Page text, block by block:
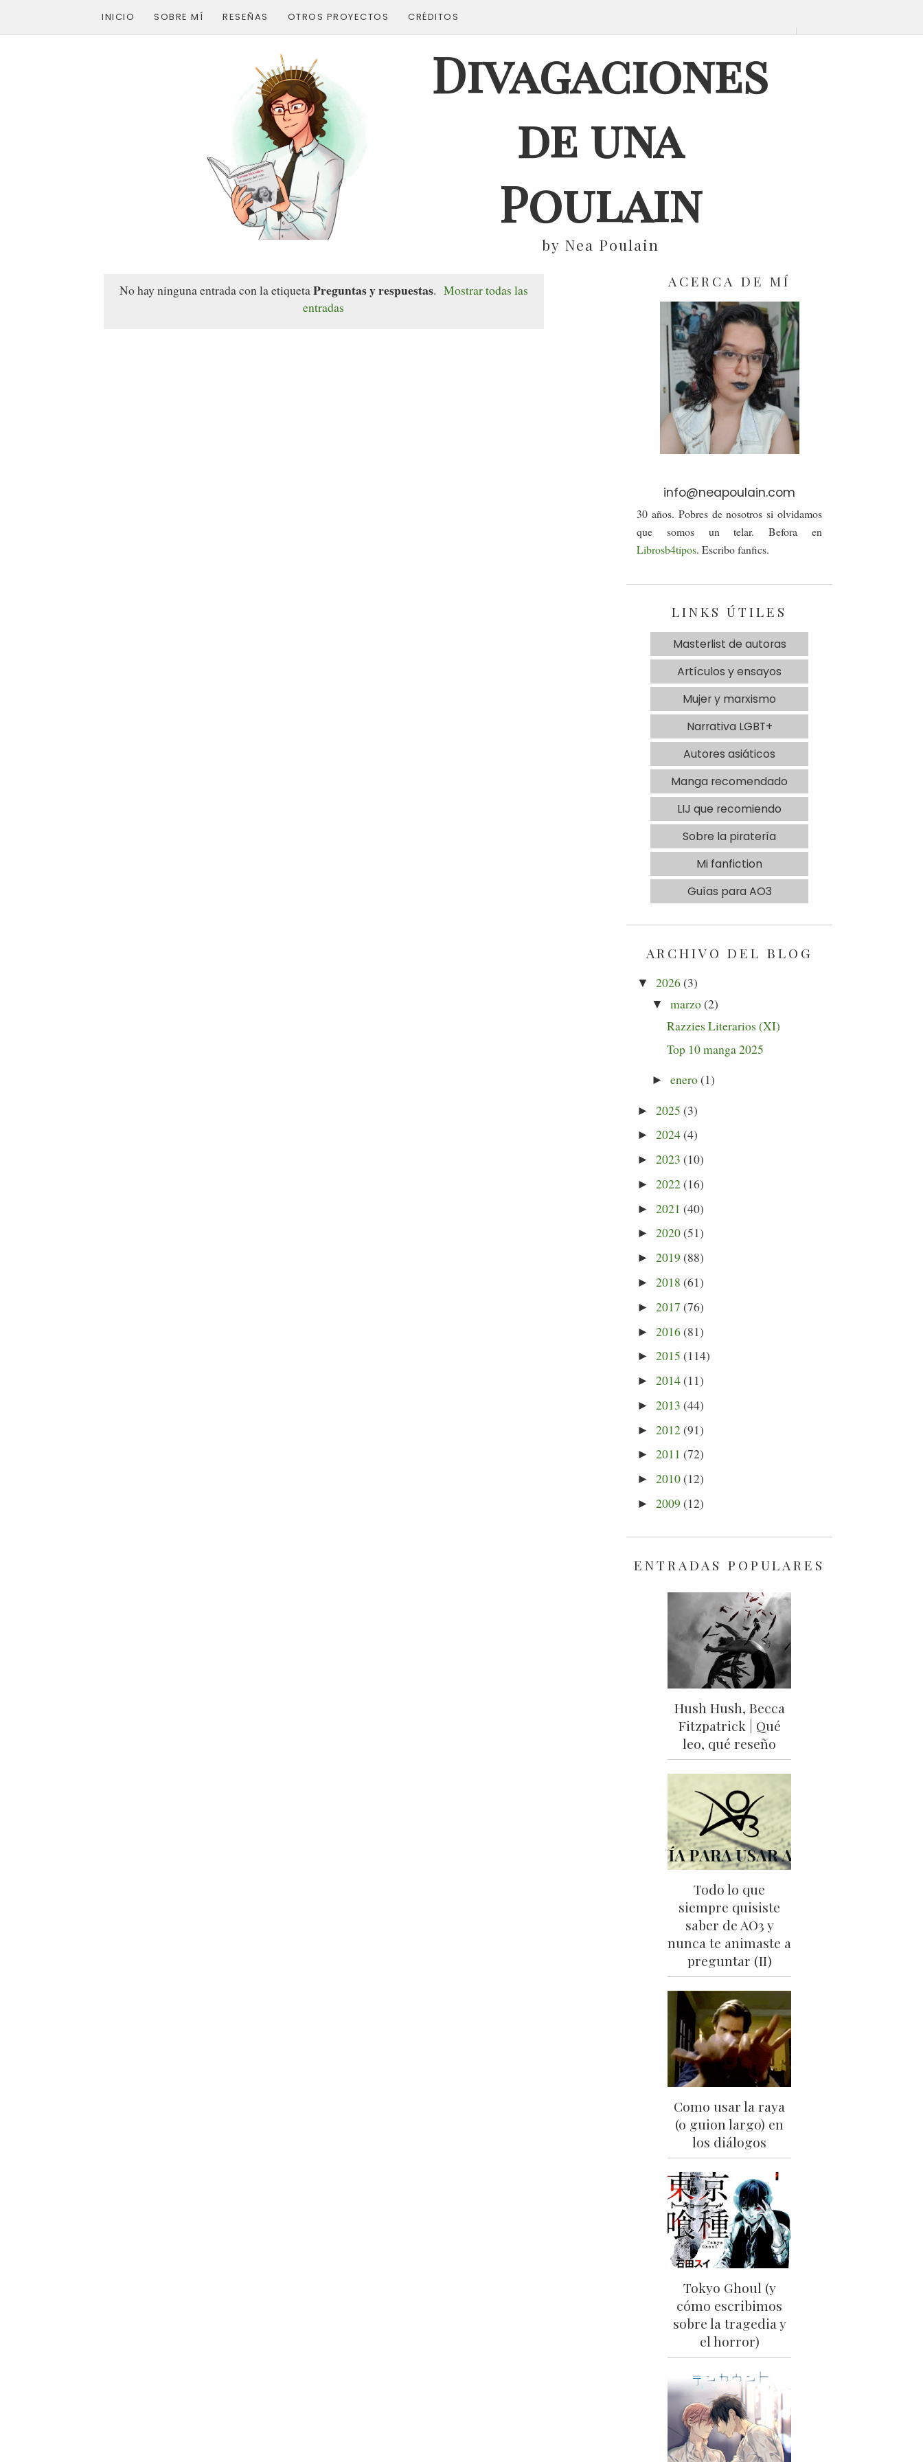
INICIO SOBRE MÍ RESEÑAS OTROS PROYECTOS CRÉDITOS
Divagaciones
de una
Poulain
by Nea Poulain
No hay ninguna entrada con la etiqueta Preguntas y respuestas. Mostrar todas las
entradas
ACERCA DE MÍ
info@neapoulain.com
30 años. Pobres de nosotros si olvidamos
que somos un telar. Befora en
Librosb4tipos. Escribo fanfics.
LINKS ÚTILES
Masterlist de autoras
Artículos y ensayos
Mujer y marxismo
Narrativa LGBT+
Autores asiáticos
Manga recomendado
LIJ que recomiendo
Sobre la piratería
Mi fanfiction
Guías para AO3
ARCHIVO DEL BLOG
▼ 2026(3)
▼ marzo(2)
Razzies Literarios (XI)
Top 10 manga 2025
►enero(1)
► 2025 (3)
► 2024(4)
► 2023 (10)
► 2022(16)
► 2021 (40)
► 2020(51)
► 2019 (88)
► 2018 (61)
► 2017 (76)
► 2016(81)
► 2015 (114)
► 2014(11)
► 2013 (44)
► 2012(91)
► 2011 (72)
► 2010(12)
► 2009 (12)
ENTRADAS POPULARES
Hush Hush, Becca
Fitzpatrick | Qué
leo, qué reseño
Todo lo que
siempre quisiste
saber de AO3 y
nunca te animaste a
preguntar (II)
Como usar la raya
(o guion largo) en
los diálogos
Tokyo Ghoul (y
cómo escribimos
sobre la tragedia y
el horror)